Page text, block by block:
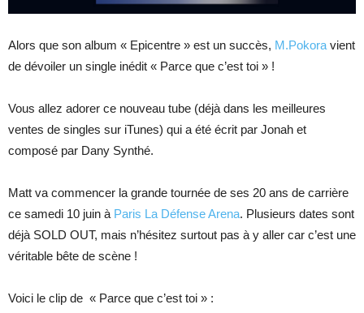
Alors que son album « Epicentre » est un succès, M.Pokoravient
de dévoiler un single inédit « Parce que c’est toi » !
Vous allez adorer ce nouveau tube (déjà dans les meilleures
ventes de singles sur iTunes) qui a été écrit par Jonah et
composé par Dany Synthé.
Matt va commencer la grande tournée de ses 20 ans de carrière
ce samedi 10 juin à Paris La Défense Arena. Plusieurs dates sont
déjà SOLD OUT, mais n’hésitez surtout pas à y aller car c’est une
véritable bête de scène !
Voici le clip de « Parce que c’est toi » :